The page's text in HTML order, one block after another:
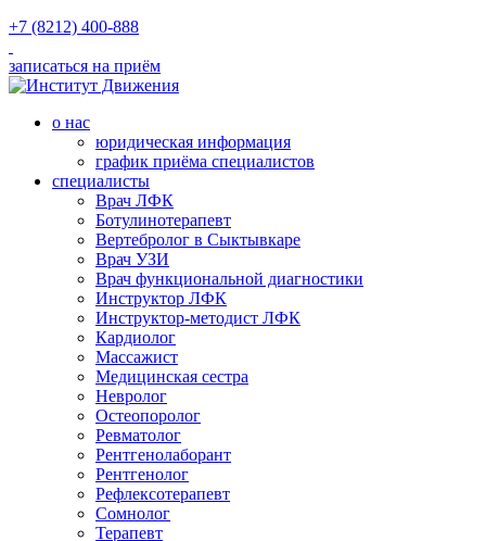
+7 (8212) 400-888
записаться на приём
о нас
юридическая информация
график приёма специалистов
специалисты
Врач ЛФК
Ботулинотерапевт
Вертебролог в Сыктывкаре
Врач УЗИ
Врач функциональной диагностики
Инструктор ЛФК
Инструктор-методист ЛФК
Кардиолог
Массажист
Медицинская сестра
Невролог
Остеопоролог
Ревматолог
Рентгенолаборант
Рентгенолог
Рефлексотерапевт
Сомнолог
Терапевт